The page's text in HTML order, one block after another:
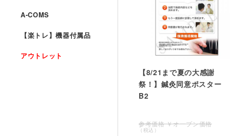
【8/21まで夏の大感謝
祭！】鍼灸同意ポスター
B2
オープン価格
A-COMS
【楽トレ】機器付属品
アウトレット